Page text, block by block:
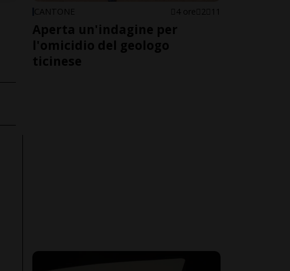
CANTONE 4 ore 2 11
Aperta un'indagine per
l'omicidio del geologo
ticinese